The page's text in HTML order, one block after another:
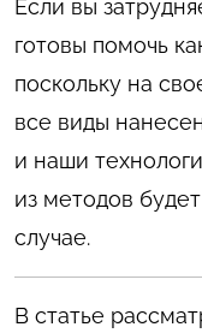
Если вы
готовы помочь
поскольку на
все виды
и наши
из методов
случае.
В статье